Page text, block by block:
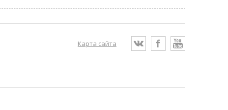
Карта сайта